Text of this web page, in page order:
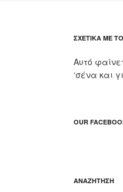
ΣΧΕΤΙΚΆ ΜΕ
Αυτό
‘σένα και
OUR
ΑΝΑΖΉΤΗΣΗ